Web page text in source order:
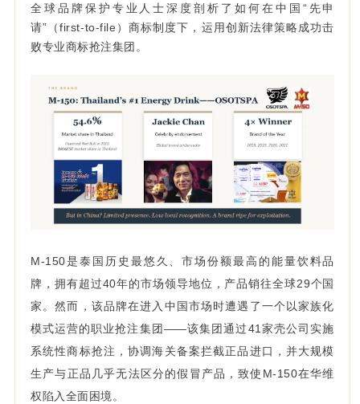
全球品牌保护专业人士深度剖析了如何在中国“先申
请”（first-to-file）商标制度下，运用创新法律策略成功击
败专业商标抢注集团。
M-150是泰国历史最悠久、市场份额最高的能量饮料品
牌，拥有超过40年的市场领导地位，产品销往全球29个国
家。然而，该品牌在进入中国市场时遭遇了一个以家族化
模式运营的职业抢注集团——该集团通过41家壳公司实施
系统性商标抢注，协调海关备案拦截正品进口，并大规模
生产与正品几乎无法区分的假冒产品，致使M-150在华维
权陷入全面困境。